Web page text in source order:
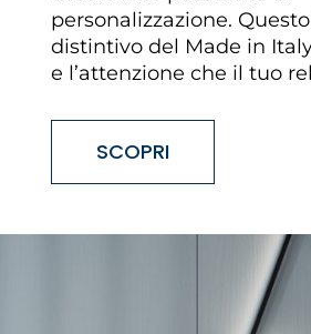
personalizzazione.
distintivo del Made in
e l’attenzione che il tuo
SCOPRI